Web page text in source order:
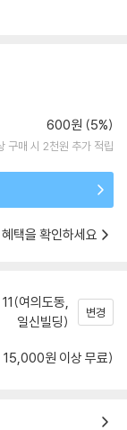
600원 (5%)
구매 시 2천원 추가 적립
택을 확인하세요
여의도동,
일신빌딩)
변경
15,000원 이상 무료)